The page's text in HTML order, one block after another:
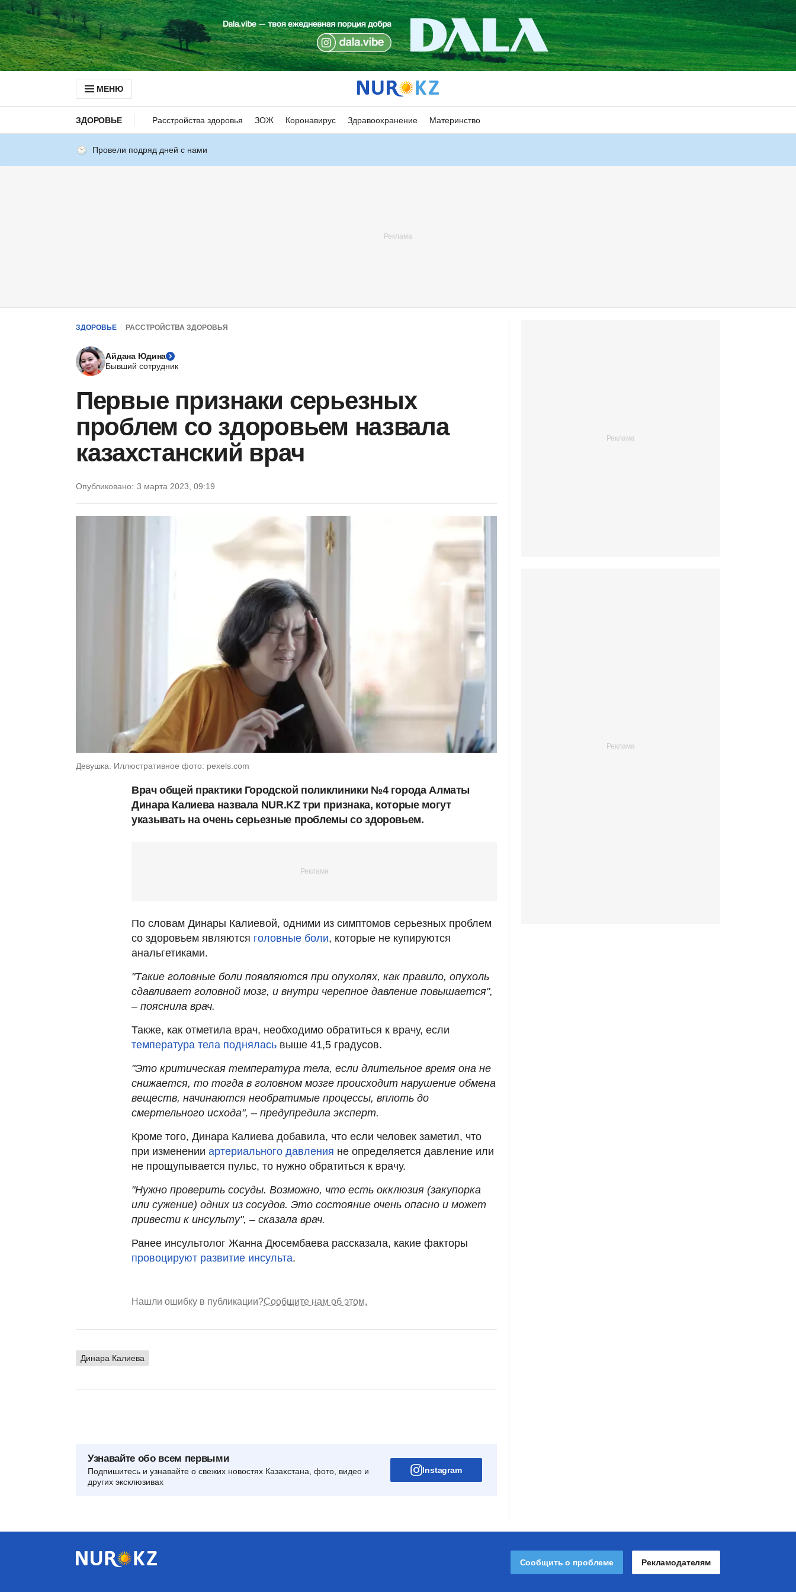
МЕНЮ
ЗДОРОВЬЕ Расстройства здоровья ЗОЖ Коронавирус Здравоохранение Материнство
Провели подряд дней с нами
ЗДОРОВЬЕ РАССТРОЙСТВА ЗДОРОВЬЯ
Айдана Юдина
Бывший сотрудник
Первые признаки серьезных
проблем со здоровьем назвала
казахстанский врач
Опубликовано: 3 марта 2023, 09:19
Девушка. Иллюстративное фото: pexels.com
Врач общей практики Городской поликлиники №4 города Алматы
Динара Калиева назвала NUR.KZ три признака, которые могут
указывать на очень серьезные проблемы со здоровьем.
По словам Динары Калиевой, одними из симптомов серьезных проблем
со здоровьем являются головные боли, которые не купируются
анальгетиками.
"Такие головные боли появляются при опухолях, как правило, опухоль
сдавливает головной мозг, и внутри черепное давление повышается",
– пояснила врач.
Также, как отметила врач, необходимо обратиться к врачу, если
температура тела поднялась выше 41,5 градусов.
"Это критическая температура тела, если длительное время она не
снижается, то тогда в головном мозге происходит нарушение обмена
веществ, начинаются необратимые процессы, вплоть до
смертельного исхода", – предупредила эксперт.
Кроме того, Динара Калиева добавила, что если человек заметил, что
при изменении артериального давления не определяется давление или
не прощупывается пульс, то нужно обратиться к врачу.
"Нужно проверить сосуды. Возможно, что есть окклюзия (закупорка
или сужение) одних из сосудов. Это состояние очень опасно и может
привести к инсульту", – сказала врач.
Ранее инсультолог Жанна Дюсембаева рассказала, какие факторы
провоцируют развитие инсульта.
Нашли ошибку в публикации?Сообщите нам об этом.
Динара Калиева
Узнавайте обо всем первыми
Подпишитесь и узнавайте о свежих новостях Казахстана, фото, видео и
других эксклюзивах
Instagram
Сообщить о проблеме Рекламодателям